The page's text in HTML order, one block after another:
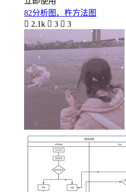
82分析图、杵方法图
 2.1k  3  3